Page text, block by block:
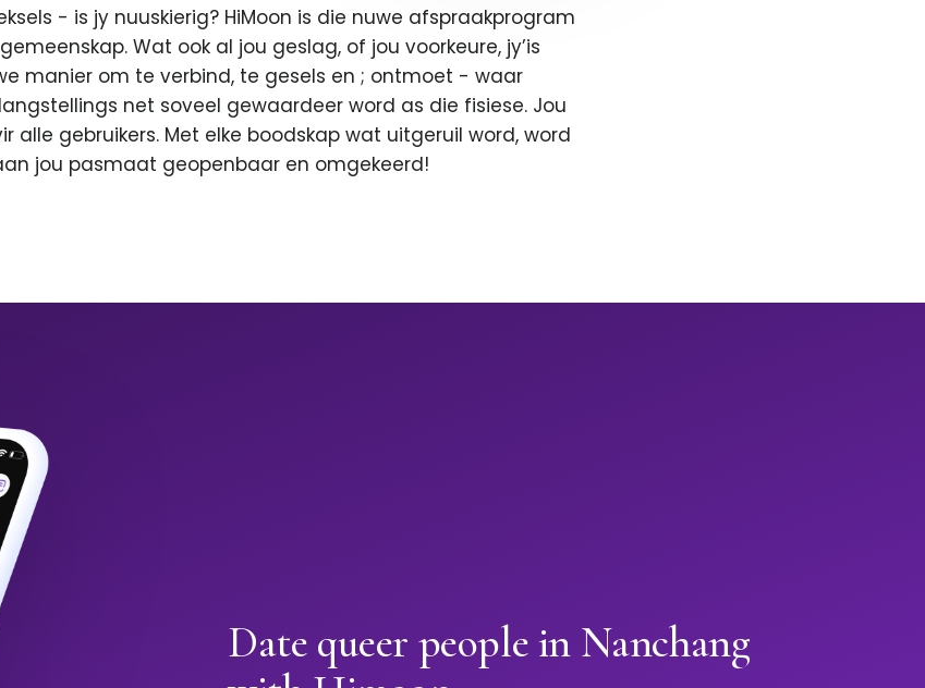
- is jy nuuskierig? HiMoon is die nuwe afspraakprogram
Wat ook al jou geslag, of jou voorkeure, jy’is
manier om te verbind, te gesels en ; ontmoet - waar
net soveel gewaardeer word as die fisiese. Jou
alle gebruikers. Met elke boodskap wat uitgeruil word, word
jou pasmaat geopenbaar en omgekeerd!
Date queer people in Nanchang